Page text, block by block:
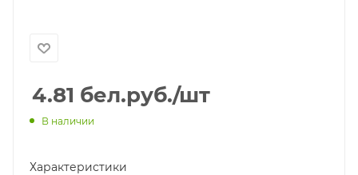
4.81 бел.руб./шт
В наличии
Характеристики